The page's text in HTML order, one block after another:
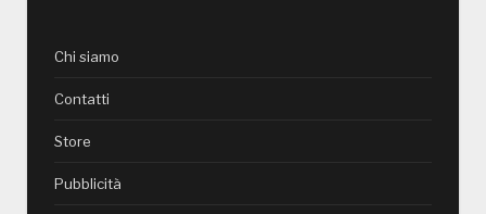
Chi siamo
Contatti
Store
Pubblicità